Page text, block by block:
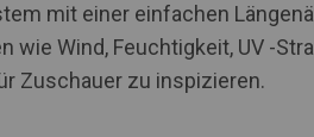
mit einer einfachen
Wind, Feuchtigkeit, UV -
Zuschauer zu inspizieren.